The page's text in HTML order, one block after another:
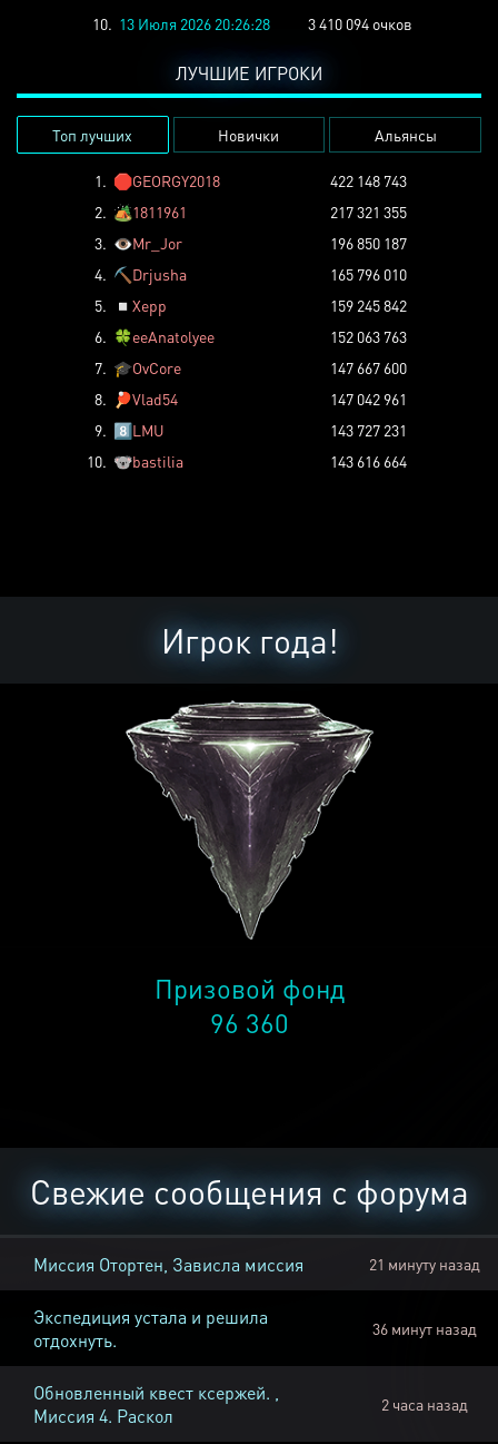
10. 13 Июля 2026 20:26:28 3 410 094 очков
ЛУЧШИЕ ИГРОКИ
Топ лучших Новички Альянсы
1. 🛑GEORGY2018
422 148 743
2. 🏕️1811961
217 321 355
3. 👁️Mr_Jor
196 850 187
4. ⛏️ Drjusha
165 796 010
5.
◽ Xepp
159 245 842
6. 🍀eeAnatolyee
152 063 763
7. 🎓OvCore
147 667 600
8.
🏓Vlad54
147 042 961
9. 8️⃣LMU
143 727 231
10. 🐨bastilia 143 616 664
Игрок года!
Призовой фонд
96 360
Свежие сообщения с форума
Миссия Отортен, Зависла миссия 21 минуту назад
Экспедиция устала и решила
отдохнуть.
36 минут назад
Обновленный квест ксержей. ,
Миссия 4. Раскол
2 часа назад